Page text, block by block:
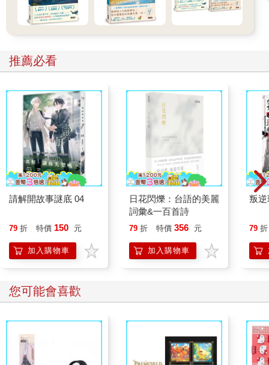
推薦必看
請解開故事謎底 04
79 折 特價 150 元
加入購物車
日花閃爍：台語的美麗
詞彙&一百首詩
79 折 特價 356 元
加入購物車
叛逆
79 折
您可能會喜歡